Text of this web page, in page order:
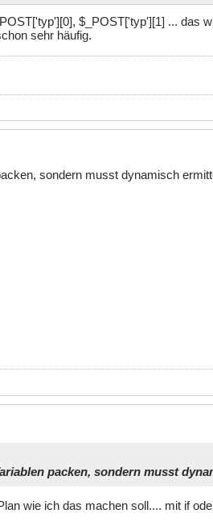
$_POST['typ'][1] ... das
sehr häufig.
sondern musst dynamisch
packen, sondern musst
wie ich das machen soll.... mit if